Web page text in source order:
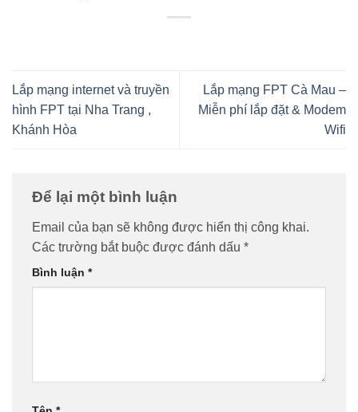
Lắp mạng internet và truyền
hình FPT tại Nha Trang ,
Khánh Hòa
Lắp mạng FPT Cà Mau –
Miễn phí lắp đặt & Modem
Wifi
Để lại một bình luận
Email của bạn sẽ không được hiển thị công khai.
Các trường bắt buộc được đánh dấu *
Bình luận *